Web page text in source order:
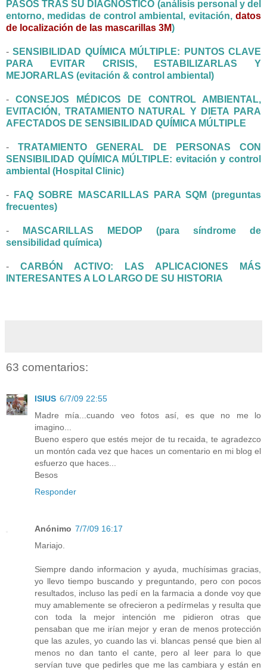
PASOS TRAS SU DIAGNÓSTICO (análisis personal y del
entorno, medidas de control ambiental, evitación, datos
de localización de las mascarillas 3M)
-SENSIBILIDAD QUÍMICA MÚLTIPLE: PUNTOS CLAVE
PARA EVITAR CRISIS, ESTABILIZARLAS Y
MEJORARLAS (evitación & control ambiental)
-CONSEJOS MÉDICOS DE CONTROL AMBIENTAL,
EVITACIÓN, TRATAMIENTO NATURAL Y DIETA PARA
AFECTADOS DE SENSIBILIDAD QUÍMICA MÚLTIPLE
-TRATAMIENTO GENERAL DE PERSONAS CON
SENSIBILIDAD QUÍMICA MÚLTIPLE: evitación y control
ambiental (Hospital Clinic)
-
FAQ SOBRE MASCARILLAS PARA SQM (preguntas
frecuentes)
-
MASCARILLAS MEDOP (para síndrome de
sensibilidad química)
- CARBÓN ACTIVO: LAS APLICACIONES MÁS
INTERESANTES A LO LARGO DE SU HISTORIA
63 comentarios:
ISIUS 6/7/09 22:55
Madre mía...cuando veo fotos así, es que no me lo
imagino...
Bueno espero que estés mejor de tu recaida, te agradezco
un montón cada vez que haces un comentario en mi blog el
esfuerzo que haces...
Besos
Responder
Anónimo 7/7/09 16:17
Mariajo.
Siempre dando informacion y ayuda, muchísimas gracias,
yo llevo tiempo buscando y preguntando, pero con pocos
resultados, incluso las pedí en la farmacia a donde voy que
muy amablemente se ofrecieron a pedírmelas y resulta que
con toda la mejor intención me pidieron otras que
pensaban que me irían mejor y eran de menos protección
que las azules, yo cuando las vi. blancas pensé que bien al
menos no dan tanto el cante, pero al leer para lo que
servían tuve que pedirles que me las cambiara y están en